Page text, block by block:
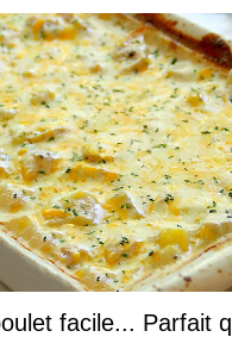
facile... Parfait